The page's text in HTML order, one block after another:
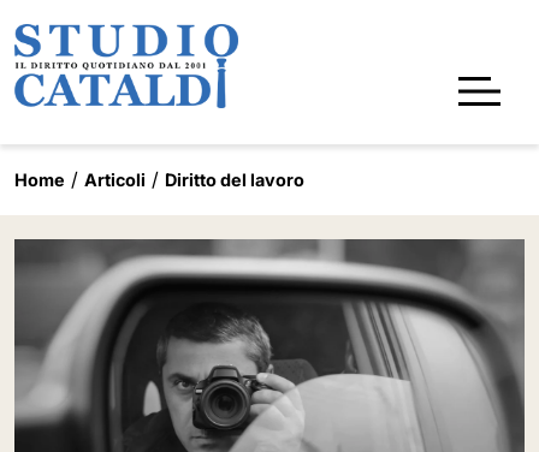
Home Articoli Diritto del lavoro